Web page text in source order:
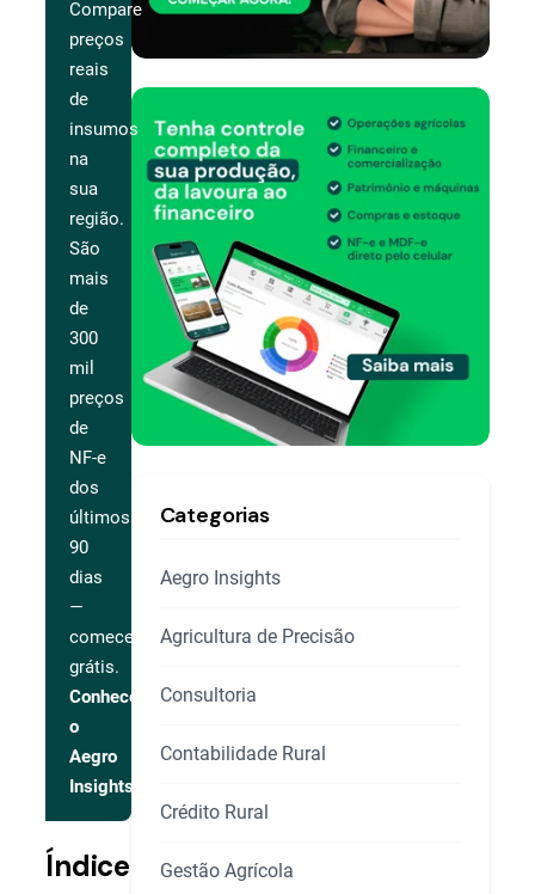
Compare
preços
reais
de
insumos
na
sua
região.
São
mais
de
300
mil
preços
de
NF-e
dos
últimos
90
dias
—
comece
grátis.
Conhecer
o
Aegro
Insights
Índice
Categorias
Aegro Insights
Agricultura de Precisão
Consultoria
Contabilidade Rural
Crédito Rural
Gestão Agrícola